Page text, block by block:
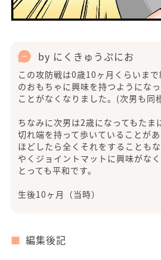
by にくきゅうぷにお
この攻防戦は0歳10ヶ月くらいま
のおもちゃに興味を持つようにな
ことがなくなりました。(次男も同
ちなみに次男は2歳になってもたま
切れ端を持って歩いていることが
ほどしたら全くそれをすることも
やくジョイントマットに興味がな
とっても平和です。
生後10ヶ月（当時）
編集後記